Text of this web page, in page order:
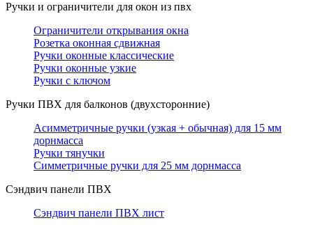
Ручки и ограничители для окон из пвх
Ограничители открывания окна
Розетка оконная сдвижная
Ручки оконные классические
Ручки оконные узкие
Ручки с ключом
Ручки ПВХ для балконов (двухсторонние)
Асимметричные ручки (узкая + обычная) для 15 мм
дорнмасса
Ручки тянучки
Симметричные ручки для 25 мм дорнмасса
Сэндвич панели ПВХ
Сэндвич панели ПВХ лист